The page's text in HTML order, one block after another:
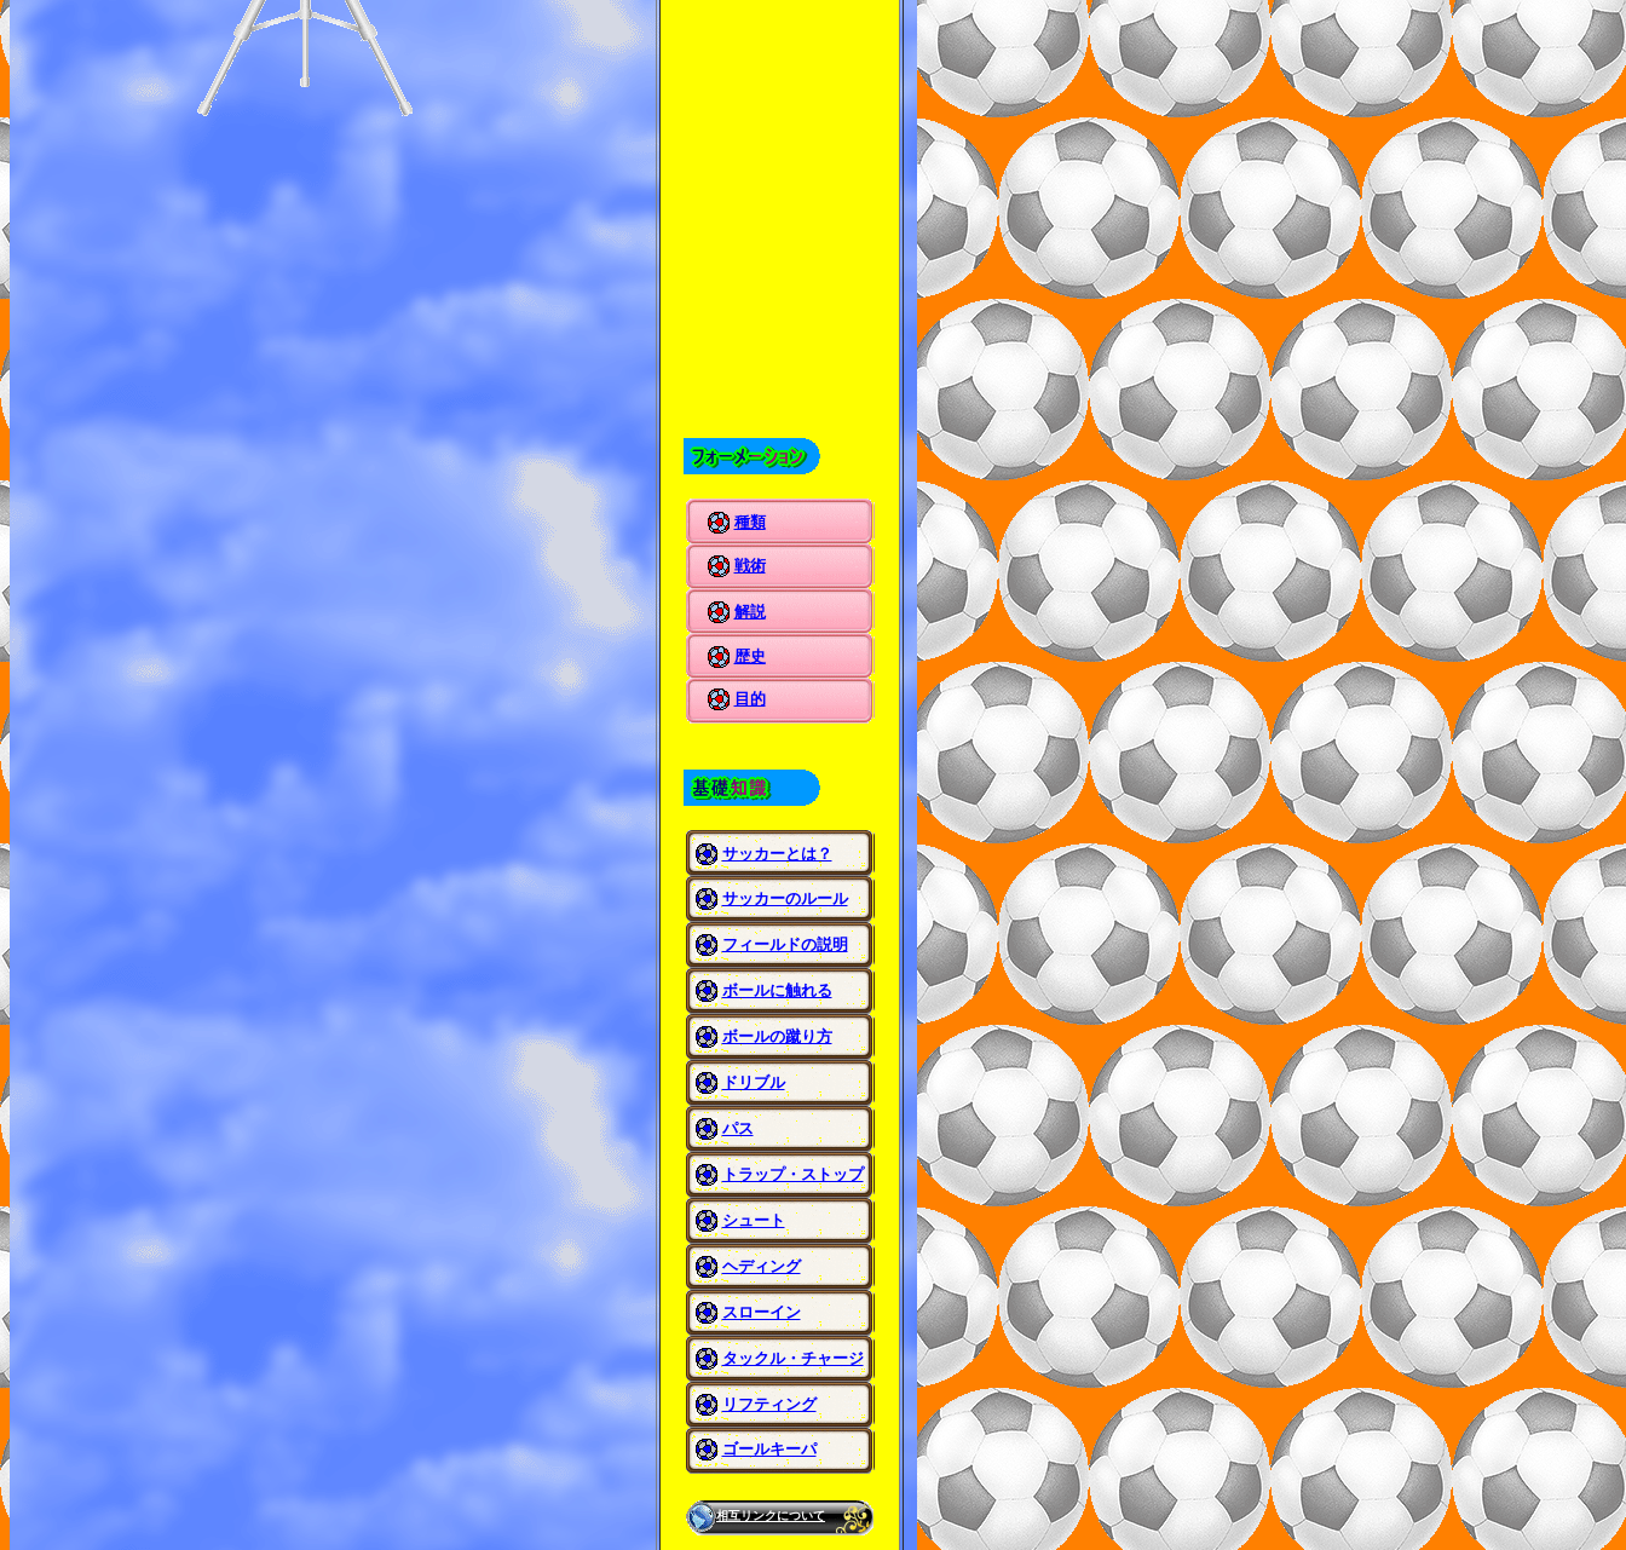
種類
戦術
解説
歴史
目的
サッカーとは？
サッカーのルール
フィールドの説明
ボールに触れる
ボールの蹴り方
ドリブル
パス
トラップ・ストップ
シュート
ヘディング
スローイン
タックル・チャージ
リフティング
ゴールキーパ
相互リンクについて